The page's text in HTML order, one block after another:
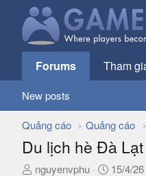
Forums Tham
New posts
Quảng cáo Quảng cáo
Du lịch hè Đà
T
nguyenvphu
N
15/4/26